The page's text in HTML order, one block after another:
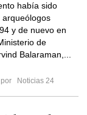
había sido
arqueólogos
y de nuevo en
de
Balaraman,...
Noticias 24